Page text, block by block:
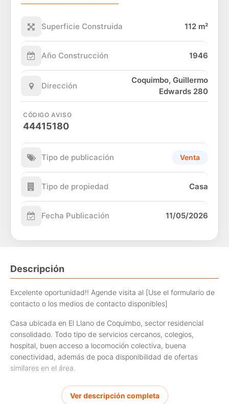
Superficie Construida 112 m²
Año Construcción 1946
Dirección
Coquimbo, Guillermo
Edwards 280
CÓDIGO AVISO
44415180
Tipo de publicación Venta
Tipo de propiedad Casa
Fecha Publicación 11/05/2026
Descripción
Excelente oportunidad!! Agende visita al [Use el formulario de
contacto o los medios de contacto disponibles]
Casa ubicada en El Llano de Coquimbo, sector residencial
consolidado. Todo tipo de servicios cercanos, colegios,
hospital, buen acceso a locomoción colectiva, buena
conectividad, además de poca disponibilidad de ofertas
similares en el área.
La propiedad se encuentra en la esquina de calle Guillermo
Edwards con Galvarino.Ver descripción completa